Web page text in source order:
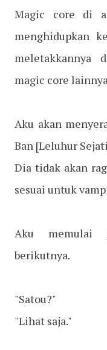
Magic core di
menghidupkan
meletakkannya
magic core
Aku akan
Ban [Leluhur
Dia tidak akan
sesuai untuk
Aku memulai
berikutnya.
"Satou?"
"Lihat saja."